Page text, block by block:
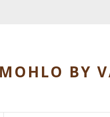
MOHLO BY